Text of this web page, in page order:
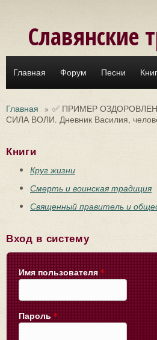
Славянские
Главная Форум Песни
Главная » ✅ ПРИМЕР
СИЛА ВОЛИ. Дневник Василия,
Книги
Круг жизни
Смерть и воинская традиция
Священный правитель и
Вход в систему
Имя пользователя *
Пароль *